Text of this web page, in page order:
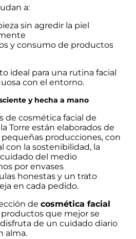
a:
sin agredir la piel
y consumo de productos
ideal para una rutina facial
con el entorno.
y hecha a mano
de cosmética facial de
Torre están elaborados de
producciones, con
con la sostenibilidad, la
del medio
por envases
honestas y un trato
en cada pedido.
de cosmética facial
productos que mejor se
de un cuidado diario
alma.